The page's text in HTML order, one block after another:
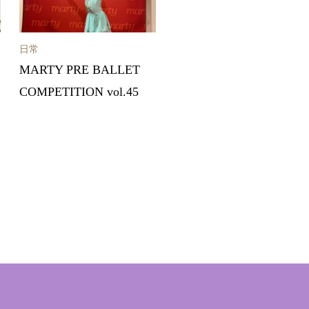
日常
MARTY PRE BALLET
COMPETITION vol.45